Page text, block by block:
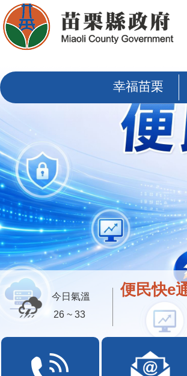
幸福苗栗
便民快e
今日氣溫
26 ~ 33